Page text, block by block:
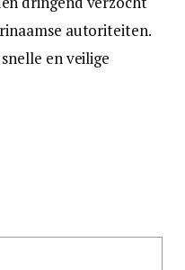
autoriteiten.
en veilige